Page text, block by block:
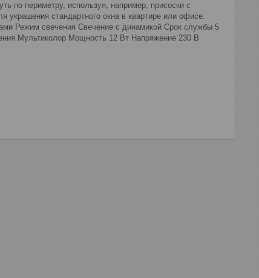
по периметру, используя, например, присоски с
украшения стандартного окна в квартире или офисе.
Режим свечения Свечение с динамикой Срок службы 5
Мультиколор Мощность 12 Вт Напряжение 230 В